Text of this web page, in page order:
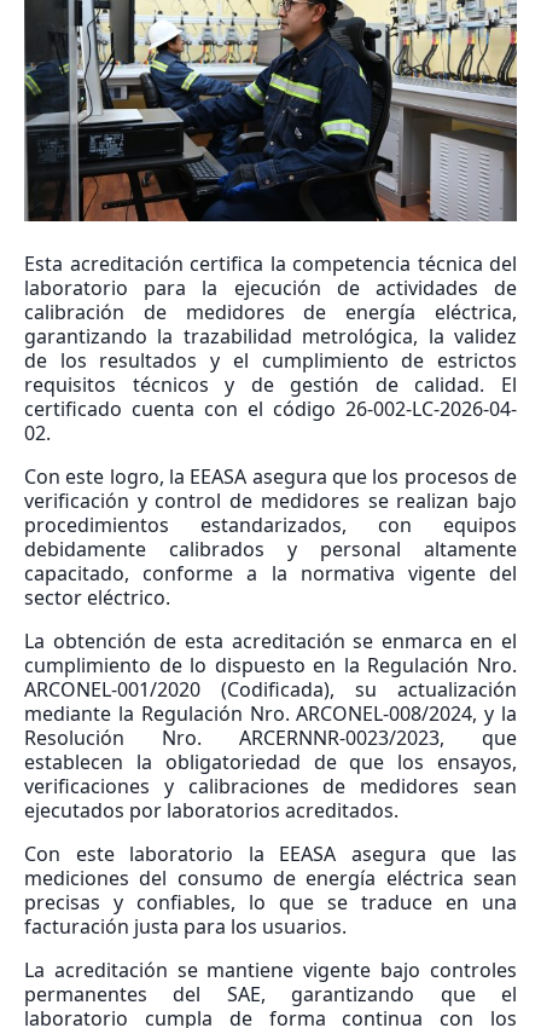
Esta acreditación certifica la competencia técnica del
laboratorio para la ejecución de actividades de
calibración de medidores de energía eléctrica,
garantizando la trazabilidad metrológica, la validez
de los resultados y el cumplimiento de estrictos
requisitos técnicos y de gestión de calidad. El
certificado cuenta con el código 26-002-LC-2026-04-
02.
Con este logro, la EEASA asegura que los procesos de
verificación y control de medidores se realizan bajo
procedimientos estandarizados, con equipos
debidamente calibrados y personal altamente
capacitado, conforme a la normativa vigente del
sector eléctrico.
La obtención de esta acreditación se enmarca en el
cumplimiento de lo dispuesto en la Regulación Nro.
ARCONEL-001/2020 (Codificada), su actualización
mediante la Regulación Nro. ARCONEL-008/2024, y la
Resolución Nro. ARCERNNR-0023/2023, que
establecen la obligatoriedad de que los ensayos,
verificaciones y calibraciones de medidores sean
ejecutados por laboratorios acreditados.
Con este laboratorio la EEASA asegura que las
mediciones del consumo de energía eléctrica sean
precisas y confiables, lo que se traduce en una
facturación justa para los usuarios.
La acreditación se mantiene vigente bajo controles
permanentes del SAE, garantizando que el
laboratorio cumpla de forma continua con los